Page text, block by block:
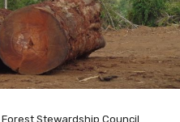
Stewardship Council